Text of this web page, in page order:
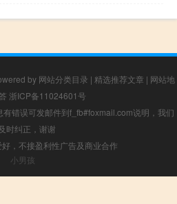
by 网站分类目录 | 精选推荐文章 | 网站地
浙ICP备11024601号
错误可发邮件到f_fb#foxmail.com说明，我们
时纠正，谢谢
，不接盈利性广告及商业合作
小男孩